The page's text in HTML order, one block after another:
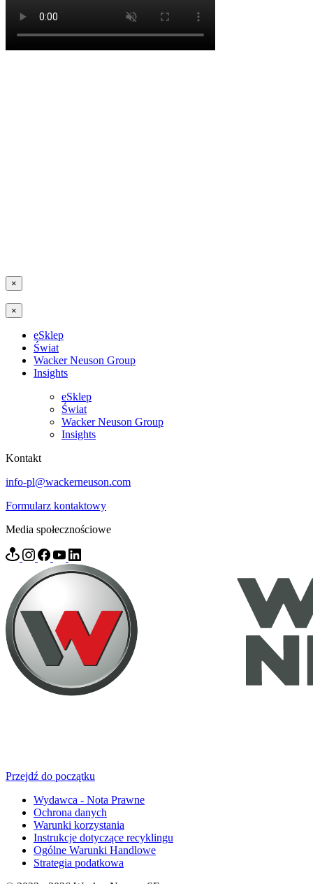
×
×
eSklep
Świat
Wacker Neuson Group
Insights
eSklep
Świat
Wacker Neuson Group
Insights
Kontakt
info-pl@wackerneuson.com
Formularz kontaktowy
Media społecznościowe
Przejdź do początku
Wydawca - Nota Prawne
Ochrona danych
Warunki korzystania
Instrukcje dotyczące recyklingu
Ogólne Warunki Handlowe
Strategia podatkowa